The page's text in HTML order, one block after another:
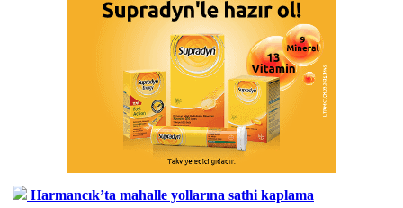
Harmancık’ta mahalle yollarına sathi kaplama